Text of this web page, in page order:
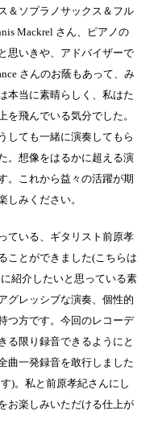
＆ソプラノサックス＆フル
Mackrel さん、ピアノの
思いきや、アドバイザーで
さんのお蔭もあって、み
本当に素晴らしく、私はた
飛んでいる気分でした。
しても⼀緒に演奏してもら
。想像をはるかに超える演
。これから益々の活躍が期
しみください。
ている、ギタリスト前原孝
ことができました(こちらは
紹介したいと思っている素
グレッシブな演奏、個性的
つ⽅です。今回のレコーデ
る限り録音できるようにと
曲⼀発録音を敢⾏しました
)。私と前原孝紀さんにし
お楽しみいただける仕上が